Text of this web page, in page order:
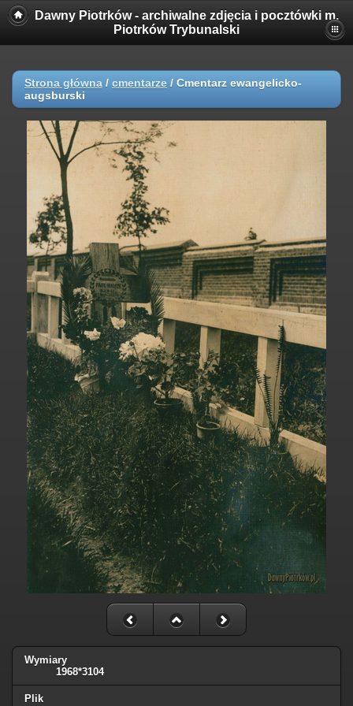
Dawny Piotrków - archiwalne zdjęcia i pocztówki m.
Piotrków Trybunalski
Strona główna / cmentarze / Cmentarz ewangelicko-
augsburski
Wymiary
1968*3104
Plik